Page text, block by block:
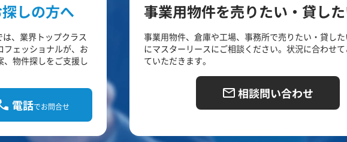
しの方へ
、業界トップクラス
フェッショナルが、お
物件探しをご支援し
電話でお問合せ
事業用物件を売りたい・貸し
事業用物件、倉庫や工場、事務所で売りたい・貸し
にマスターリースにご相談ください。状況に合わせ
ていただきます。
相談問い合わせ